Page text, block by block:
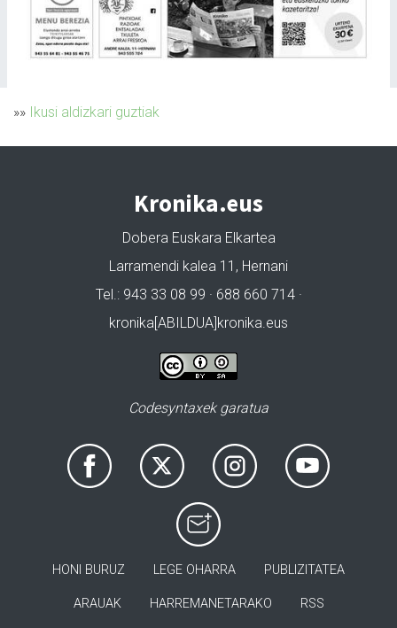
»» Ikusi aldizkari guztiak
Kronika.eus
Dobera Euskara Elkartea
Larramendi kalea 11, Hernani
Tel.: 943 33 08 99 · 688 660 714 ·
kronika[ABILDUA]kronika.eus
Codesyntaxek garatua
HONI BURUZ LEGE OHARRA PUBLIZITATEA
ARAUAK HARREMANETARAKO RSS